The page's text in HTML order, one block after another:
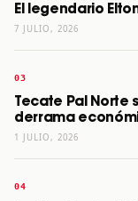
El legendario
7 JULIO, 2026
Tecate Pal Norte
derrama
1 JULIO, 2026